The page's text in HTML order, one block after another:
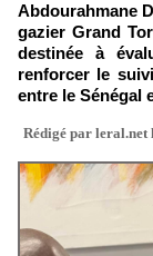
Abdourahmane
gazier Grand
destinée à
renforcer le
entre le Sénégal
Rédigé par leral.net